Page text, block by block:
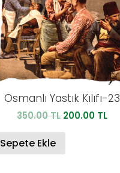
Osmanlı Yastık Kılıfı-23
350.00TL Orijinal
200.00 TLŞu
Sepete Ekle